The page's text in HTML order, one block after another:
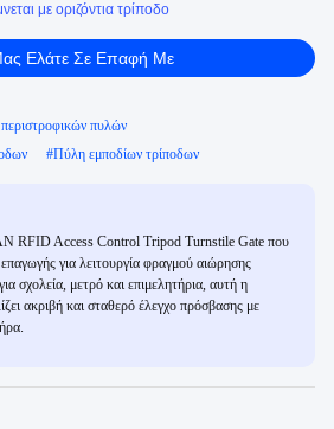
με οριζόντια τρίποδο
Ελάτε Σε Επαφή Με
πυλών
#Πύλη εμποδίων τρίποδων
RFID Access Control Tripod Turnstile Gate που
για λειτουργία φραγμού αιώρησης
σχολεία, μετρό και επιμελητήρια, αυτή η
ακριβή και σταθερό έλεγχο πρόσβασης με